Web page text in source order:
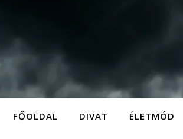
FŐOLDAL DIVAT ÉLETMÓD